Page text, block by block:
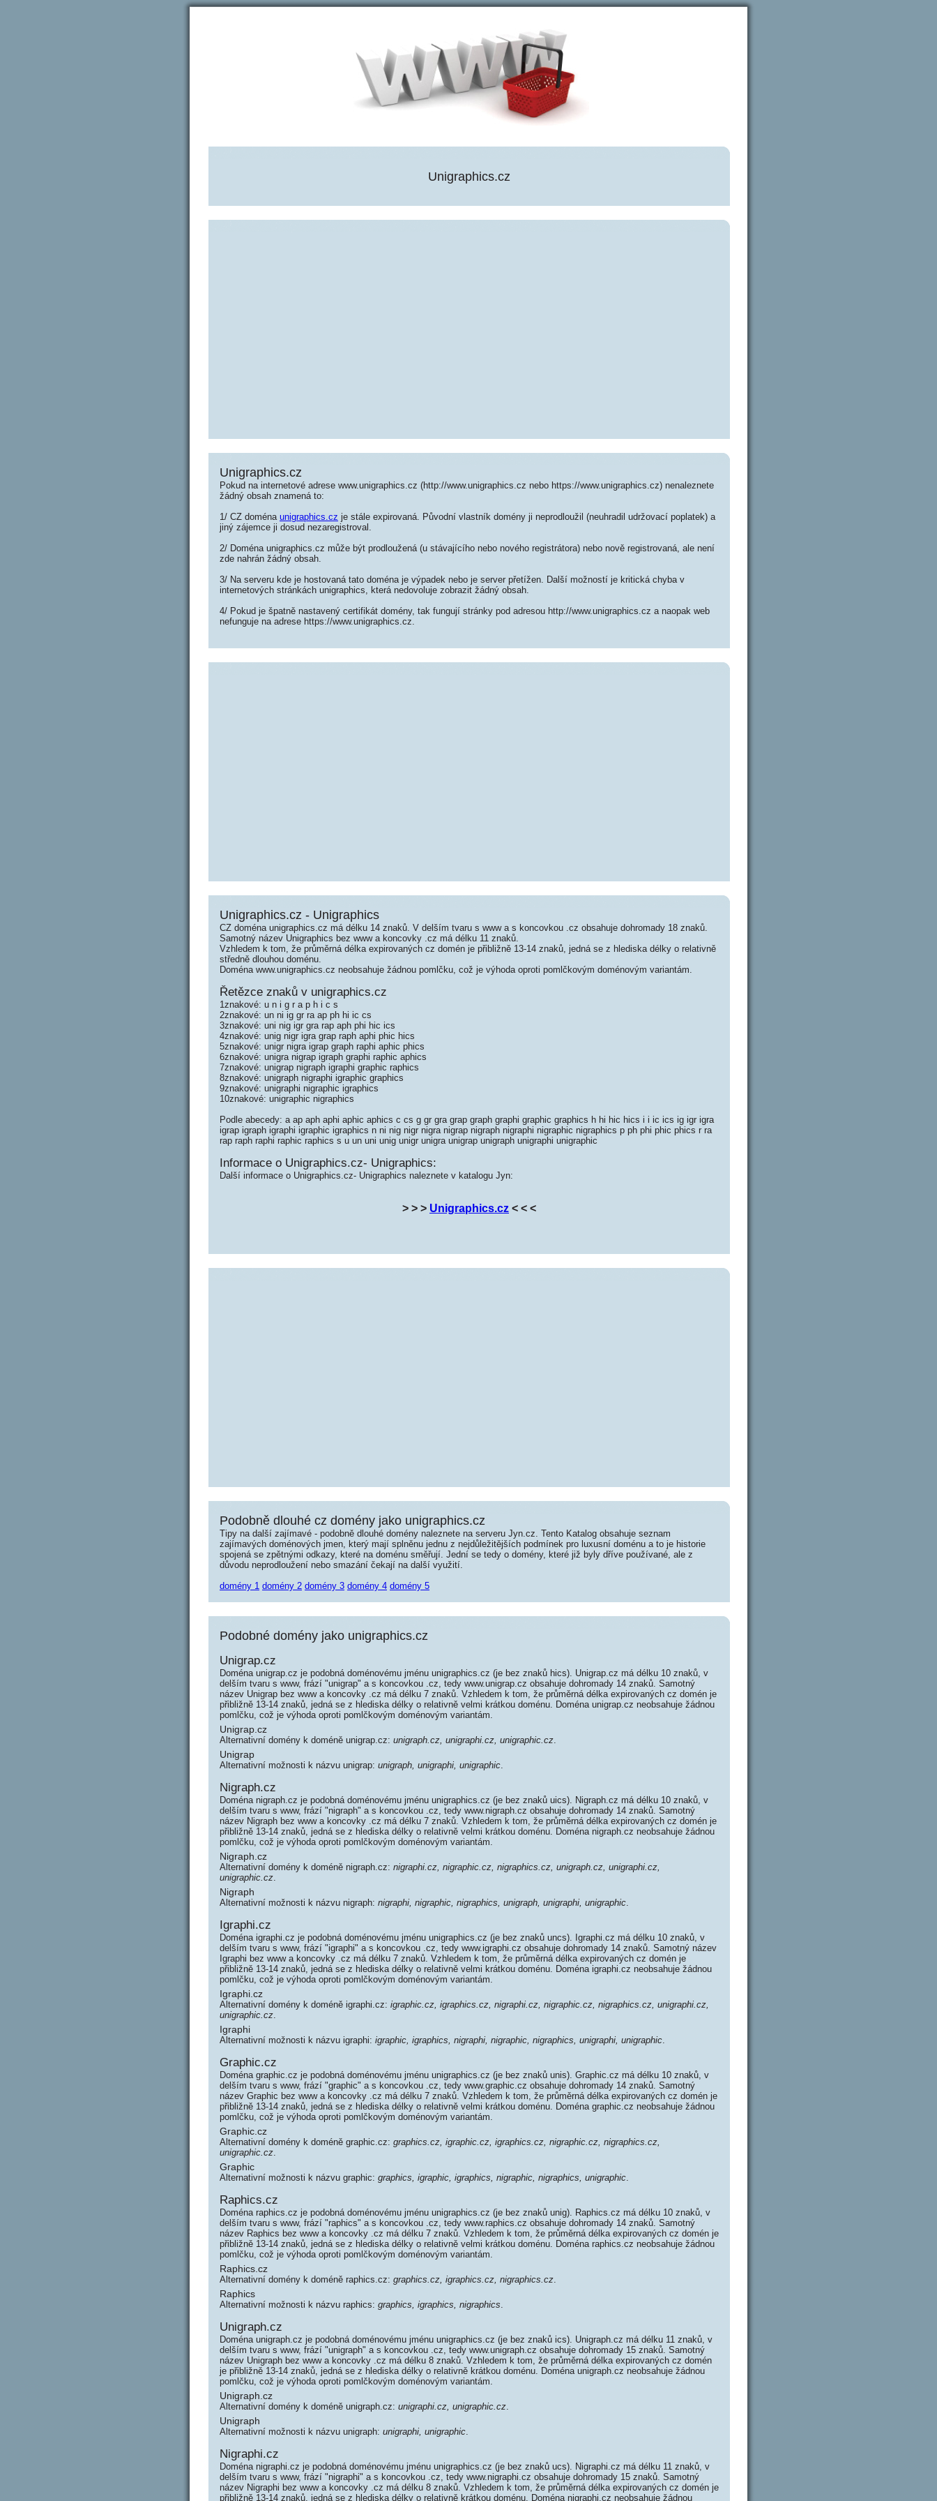
Unigraphics.cz
Unigraphics.cz
Pokud na internetové adrese www.unigraphics.cz (http://www.unigraphics.cz nebo https://www.unigraphics.cz) nenaleznete
žádný obsah znamená to:
1/ CZ doména unigraphics.cz je stále expirovaná. Původní vlastník domény ji neprodloužil (neuhradil udržovací poplatek) a
jiný zájemce ji dosud nezaregistroval.
2/ Doména unigraphics.cz může být prodloužená (u stávajícího nebo nového registrátora) nebo nově registrovaná, ale není
zde nahrán žádný obsah.
3/ Na serveru kde je hostovaná tato doména je výpadek nebo je server přetížen. Další možností je kritická chyba v
internetových stránkách unigraphics, která nedovoluje zobrazit žádný obsah.
4/ Pokud je špatně nastavený certifikát domény, tak fungují stránky pod adresou http://www.unigraphics.cz a naopak web
nefunguje na adrese https://www.unigraphics.cz.
Unigraphics.cz - Unigraphics
CZ doména unigraphics.cz má délku 14 znaků. V delším tvaru s www a s koncovkou .cz obsahuje dohromady 18 znaků.
Samotný název Unigraphics bez www a koncovky .cz má délku 11 znaků.
Vzhledem k tom, že průměrná délka expirovaných cz domén je přibližně 13-14 znaků, jedná se z hlediska délky o relativně
středně dlouhou doménu.
Doména www.unigraphics.cz neobsahuje žádnou pomlčku, což je výhoda oproti pomlčkovým doménovým variantám.
Řetězce znaků v unigraphics.cz
1znakové: u n i g r a p h i c s
2znakové: un ni ig gr ra ap ph hi ic cs
3znakové: uni nig igr gra rap aph phi hic ics
4znakové: unig nigr igra grap raph aphi phic hics
5znakové: unigr nigra igrap graph raphi aphic phics
6znakové: unigra nigrap igraph graphi raphic aphics
7znakové: unigrap nigraph igraphi graphic raphics
8znakové: unigraph nigraphi igraphic graphics
9znakové: unigraphi nigraphic igraphics
10znakové: unigraphic nigraphics
Podle abecedy: a ap aph aphi aphic aphics c cs g gr gra grap graph graphi graphic graphics h hi hic hics i i ic ics ig igr igra
igrap igraph igraphi igraphic igraphics n ni nig nigr nigra nigrap nigraph nigraphi nigraphic nigraphics p ph phi phic phics r ra
rap raph raphi raphic raphics s u un uni unig unigr unigra unigrap unigraph unigraphi unigraphic
Informace o Unigraphics.cz- Unigraphics:
Další informace o Unigraphics.cz- Unigraphics naleznete v katalogu Jyn:
> > > Unigraphics.cz < < <
Podobně dlouhé cz domény jako unigraphics.cz
Tipy na další zajímavé - podobně dlouhé domény naleznete na serveru Jyn.cz. Tento Katalog obsahuje seznam
zajímavých doménových jmen, který mají splněnu jednu z nejdůležitějších podmínek pro luxusní doménu a to je historie
spojená se zpětnými odkazy, které na doménu směřují. Jední se tedy o domény, které již byly dříve používané, ale z
důvodu neprodloužení nebo smazání čekají na další využití.
domény 1 domény 2 domény 3 domény 4 domény 5
Podobné domény jako unigraphics.cz
Unigrap.cz
Doména unigrap.cz je podobná doménovému jménu unigraphics.cz (je bez znaků hics). Unigrap.cz má délku 10 znaků, v
delším tvaru s www, frází "unigrap" a s koncovkou .cz, tedy www.unigrap.cz obsahuje dohromady 14 znaků. Samotný
název Unigrap bez www a koncovky .cz má délku 7 znaků. Vzhledem k tom, že průměrná délka expirovaných cz domén je
přibližně 13-14 znaků, jedná se z hlediska délky o relativně velmi krátkou doménu. Doména unigrap.cz neobsahuje žádnou
pomlčku, což je výhoda oproti pomlčkovým doménovým variantám.
Unigrap.cz
Alternativní domény k doméně unigrap.cz: unigraph.cz, unigraphi.cz, unigraphic.cz.
Unigrap
Alternativní možnosti k názvu unigrap: unigraph, unigraphi, unigraphic.
Nigraph.cz
Doména nigraph.cz je podobná doménovému jménu unigraphics.cz (je bez znaků uics). Nigraph.cz má délku 10 znaků, v
delším tvaru s www, frází "nigraph" a s koncovkou .cz, tedy www.nigraph.cz obsahuje dohromady 14 znaků. Samotný
název Nigraph bez www a koncovky .cz má délku 7 znaků. Vzhledem k tom, že průměrná délka expirovaných cz domén je
přibližně 13-14 znaků, jedná se z hlediska délky o relativně velmi krátkou doménu. Doména nigraph.cz neobsahuje žádnou
pomlčku, což je výhoda oproti pomlčkovým doménovým variantám.
Nigraph.cz
Alternativní domény k doméně nigraph.cz: nigraphi.cz, nigraphic.cz, nigraphics.cz, unigraph.cz, unigraphi.cz,
unigraphic.cz.
Nigraph
Alternativní možnosti k názvu nigraph: nigraphi, nigraphic, nigraphics, unigraph, unigraphi, unigraphic.
Igraphi.cz
Doména igraphi.cz je podobná doménovému jménu unigraphics.cz (je bez znaků uncs). Igraphi.cz má délku 10 znaků, v
delším tvaru s www, frází "igraphi" a s koncovkou .cz, tedy www.igraphi.cz obsahuje dohromady 14 znaků. Samotný název
Igraphi bez www a koncovky .cz má délku 7 znaků. Vzhledem k tom, že průměrná délka expirovaných cz domén je
přibližně 13-14 znaků, jedná se z hlediska délky o relativně velmi krátkou doménu. Doména igraphi.cz neobsahuje žádnou
pomlčku, což je výhoda oproti pomlčkovým doménovým variantám.
Igraphi.cz
Alternativní domény k doméně igraphi.cz: igraphic.cz, igraphics.cz, nigraphi.cz, nigraphic.cz, nigraphics.cz, unigraphi.cz,
unigraphic.cz.
Igraphi
Alternativní možnosti k názvu igraphi: igraphic, igraphics, nigraphi, nigraphic, nigraphics, unigraphi, unigraphic.
Graphic.cz
Doména graphic.cz je podobná doménovému jménu unigraphics.cz (je bez znaků unis). Graphic.cz má délku 10 znaků, v
delším tvaru s www, frází "graphic" a s koncovkou .cz, tedy www.graphic.cz obsahuje dohromady 14 znaků. Samotný
název Graphic bez www a koncovky .cz má délku 7 znaků. Vzhledem k tom, že průměrná délka expirovaných cz domén je
přibližně 13-14 znaků, jedná se z hlediska délky o relativně velmi krátkou doménu. Doména graphic.cz neobsahuje žádnou
pomlčku, což je výhoda oproti pomlčkovým doménovým variantám.
Graphic.cz
Alternativní domény k doméně graphic.cz: graphics.cz, igraphic.cz, igraphics.cz, nigraphic.cz, nigraphics.cz,
unigraphic.cz.
Graphic
Alternativní možnosti k názvu graphic: graphics, igraphic, igraphics, nigraphic, nigraphics, unigraphic.
Raphics.cz
Doména raphics.cz je podobná doménovému jménu unigraphics.cz (je bez znaků unig). Raphics.cz má délku 10 znaků, v
delším tvaru s www, frází "raphics" a s koncovkou .cz, tedy www.raphics.cz obsahuje dohromady 14 znaků. Samotný
název Raphics bez www a koncovky .cz má délku 7 znaků. Vzhledem k tom, že průměrná délka expirovaných cz domén je
přibližně 13-14 znaků, jedná se z hlediska délky o relativně velmi krátkou doménu. Doména raphics.cz neobsahuje žádnou
pomlčku, což je výhoda oproti pomlčkovým doménovým variantám.
Raphics.cz
Alternativní domény k doméně raphics.cz: graphics.cz, igraphics.cz, nigraphics.cz.
Raphics
Alternativní možnosti k názvu raphics: graphics, igraphics, nigraphics.
Unigraph.cz
Doména unigraph.cz je podobná doménovému jménu unigraphics.cz (je bez znaků ics). Unigraph.cz má délku 11 znaků, v
delším tvaru s www, frází "unigraph" a s koncovkou .cz, tedy www.unigraph.cz obsahuje dohromady 15 znaků. Samotný
název Unigraph bez www a koncovky .cz má délku 8 znaků. Vzhledem k tom, že průměrná délka expirovaných cz domén
je přibližně 13-14 znaků, jedná se z hlediska délky o relativně krátkou doménu. Doména unigraph.cz neobsahuje žádnou
pomlčku, což je výhoda oproti pomlčkovým doménovým variantám.
Unigraph.cz
Alternativní domény k doméně unigraph.cz: unigraphi.cz, unigraphic.cz.
Unigraph
Alternativní možnosti k názvu unigraph: unigraphi, unigraphic.
Nigraphi.cz
Doména nigraphi.cz je podobná doménovému jménu unigraphics.cz (je bez znaků ucs). Nigraphi.cz má délku 11 znaků, v
delším tvaru s www, frází "nigraphi" a s koncovkou .cz, tedy www.nigraphi.cz obsahuje dohromady 15 znaků. Samotný
název Nigraphi bez www a koncovky .cz má délku 8 znaků. Vzhledem k tom, že průměrná délka expirovaných cz domén je
přibližně 13-14 znaků, jedná se z hlediska délky o relativně krátkou doménu. Doména nigraphi.cz neobsahuje žádnou